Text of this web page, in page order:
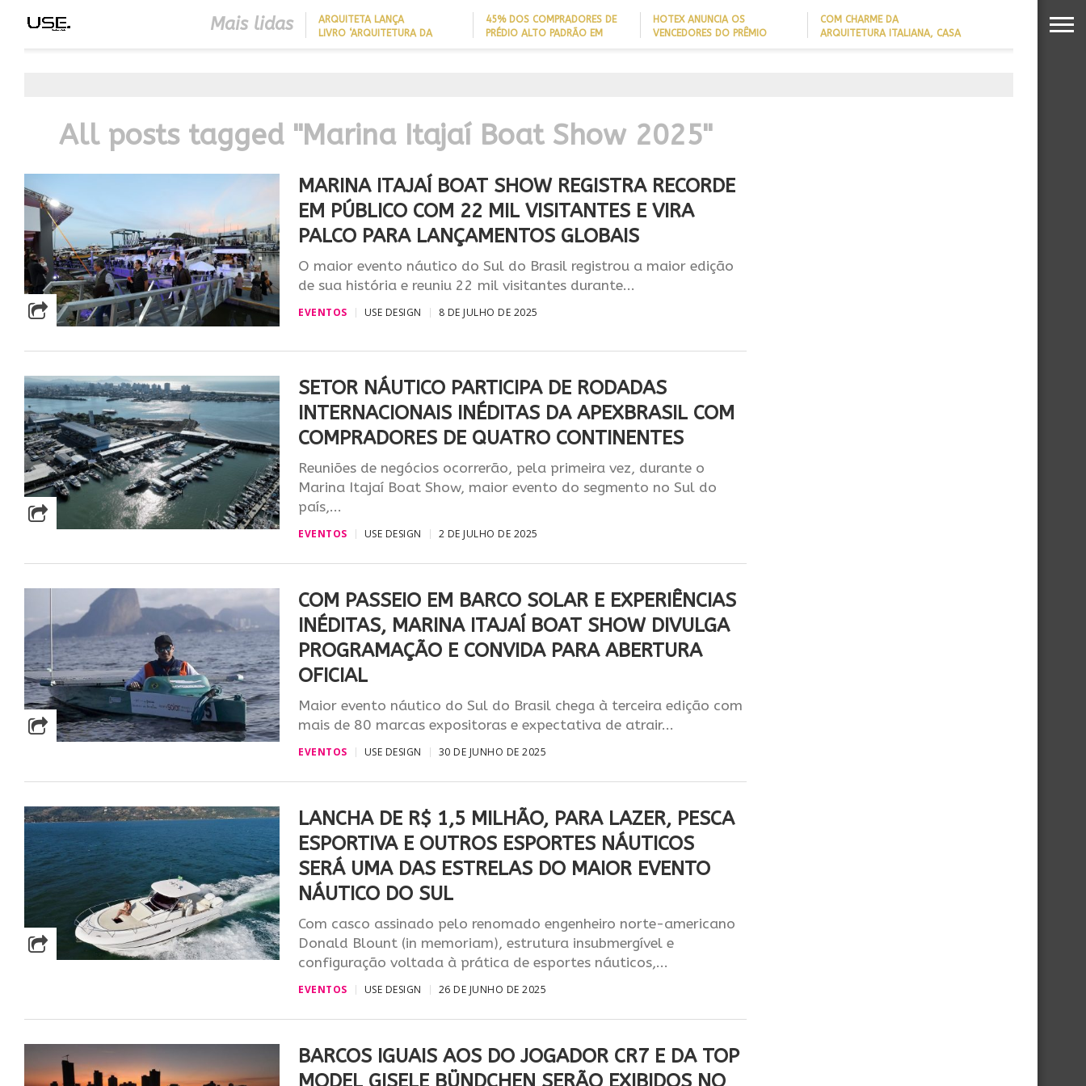
Mais lidas
ARQUITETA LANÇA
LIVRO ‘ARQUITETURA DA
45% DOS COMPRADORES DE
PRÉDIO ALTO PADRÃO EM
HOTEX ANUNCIA OS
VENCEDORES DO PRÊMIO
COM CHARME DA
ARQUITETURA ITALIANA, CASA
All posts tagged "Marina Itajaí Boat Show 2025"
MARINA ITAJAÍ BOAT SHOW REGISTRA RECORDE
EM PÚBLICO COM 22 MIL VISITANTES E VIRA
PALCO PARA LANÇAMENTOS GLOBAIS
O maior evento náutico do Sul do Brasil registrou a maior edição
de sua história e reuniu 22 mil visitantes durante...
EVENTOS USE DESIGN 8 DE JULHO DE 2025
SETOR NÁUTICO PARTICIPA DE RODADAS
INTERNACIONAIS INÉDITAS DA APEXBRASIL COM
COMPRADORES DE QUATRO CONTINENTES
Reuniões de negócios ocorrerão, pela primeira vez, durante o
Marina Itajaí Boat Show, maior evento do segmento no Sul do
país,...
EVENTOS USE DESIGN 2 DE JULHO DE 2025
COM PASSEIO EM BARCO SOLAR E EXPERIÊNCIAS
INÉDITAS, MARINA ITAJAÍ BOAT SHOW DIVULGA
PROGRAMAÇÃO E CONVIDA PARA ABERTURA
OFICIAL
Maior evento náutico do Sul do Brasil chega à terceira edição com
mais de 80 marcas expositoras e expectativa de atrair...
EVENTOS USE DESIGN 30 DE JUNHO DE 2025
LANCHA DE R$ 1,5 MILHÃO, PARA LAZER, PESCA
ESPORTIVA E OUTROS ESPORTES NÁUTICOS
SERÁ UMA DAS ESTRELAS DO MAIOR EVENTO
NÁUTICO DO SUL
Com casco assinado pelo renomado engenheiro norte-americano
Donald Blount (in memoriam), estrutura insubmergível e
configuração voltada à prática de esportes náuticos,...
EVENTOS USE DESIGN 26 DE JUNHO DE 2025
BARCOS IGUAIS AOS DO JOGADOR CR7 E DA TOP
MODEL GISELE BÜNDCHEN SERÃO EXIBIDOS NO